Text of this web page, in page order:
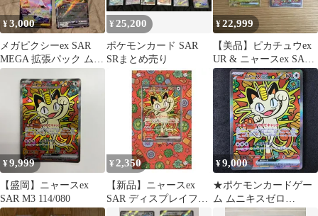
¥3,000
メガピクシーex SAR
MEGA 拡張パック ムニ
キスゼロ 112/080
¥ 25,200
ポケモンカード SAR
SRまとめ売り
¥22,999
【美品】ピカチュウex
UR & ニャースex SAR
セット ポケモンカード
¥9,999
【盛岡】ニャースex
SAR M3 114/080
¥ 2,350
【新品】ニャースex
SAR ディスプレイフレ
ーム
¥9,000
★ポケモンカードゲー
ム ムニキスゼロ
114/080 ニャースex